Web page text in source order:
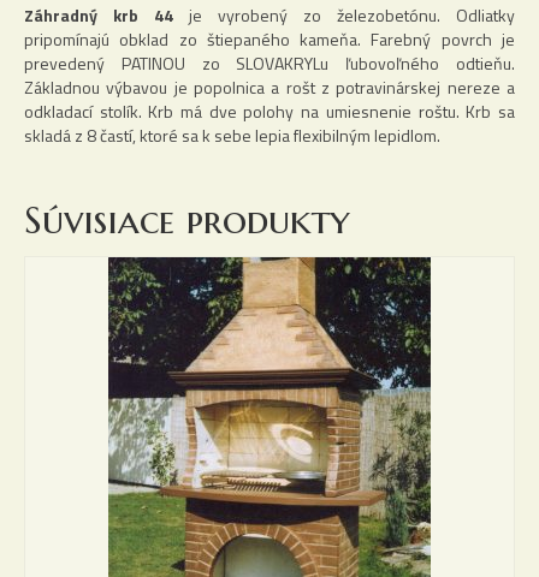
Záhradný krb 44 je vyrobený zo železobetónu. Odliatky
pripomínajú obklad zo štiepaného kameňa. Farebný povrch je
prevedený PATINOU zo SLOVAKRYLu ľubovoľného odtieňu.
Základnou výbavou je popolnica a rošt z potravinárskej nereze a
odkladací stolík. Krb má dve polohy na umiesnenie roštu. Krb sa
skladá z 8 častí, ktoré sa k sebe lepia flexibilným lepidlom.
Súvisiace produkty